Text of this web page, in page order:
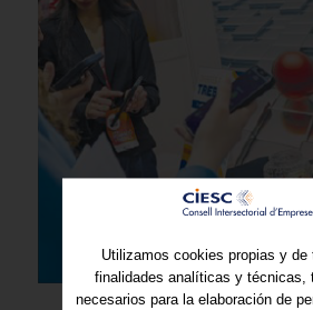
Utilizamos cookies propias y de
finalidades analíticas y técnicas,
necesarios para la elaboración de